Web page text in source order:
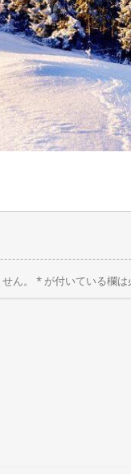
ん。 *が付いている欄は